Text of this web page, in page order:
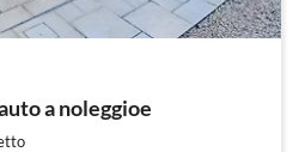
a noleggioe